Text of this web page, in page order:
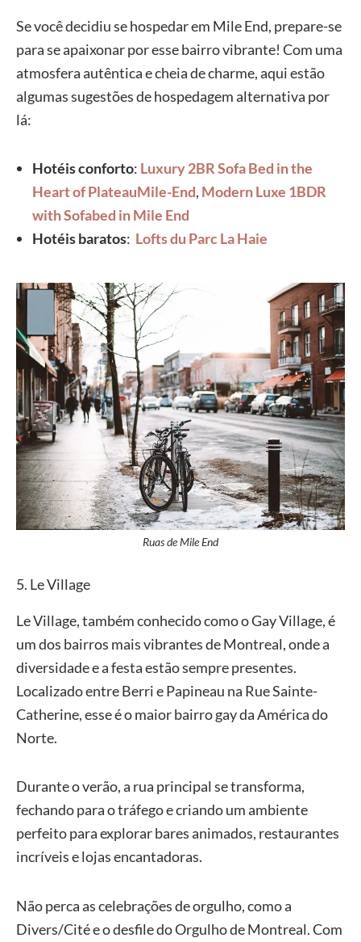
Se você decidiu se hospedar em Mile End, prepare-se
para se apaixonar por esse bairro vibrante! Com uma
atmosfera autêntica e cheia de charme, aqui estão
algumas sugestões de hospedagem alternativa por
lá:
Hotéis conforto: Luxury 2BR Sofa Bed in the
Heart of PlateauMile-End, Modern Luxe 1BDR
with Sofabed in Mile End
Hotéis baratos: Lofts du Parc La Haie
Ruas de Mile End
5. Le Village
Le Village, também conhecido como o Gay Village, é
um dos bairros mais vibrantes de Montreal, onde a
diversidade e a festa estão sempre presentes.
Localizado entre Berri e Papineau na Rue Sainte-
Catherine, esse é o maior bairro gay da América do
Norte.
Durante o verão, a rua principal se transforma,
fechando para o tráfego e criando um ambiente
perfeito para explorar bares animados, restaurantes
incríveis e lojas encantadoras.
Não perca as celebrações de orgulho, como a
Divers/Cité e o desfile do Orgulho de Montreal. Com